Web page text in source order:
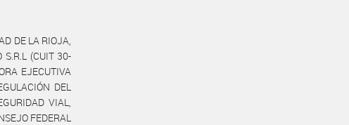
DE LA RIOJA,
(CUIT 30-
EJECUTIVA
DEL
VIAL,
FEDERAL